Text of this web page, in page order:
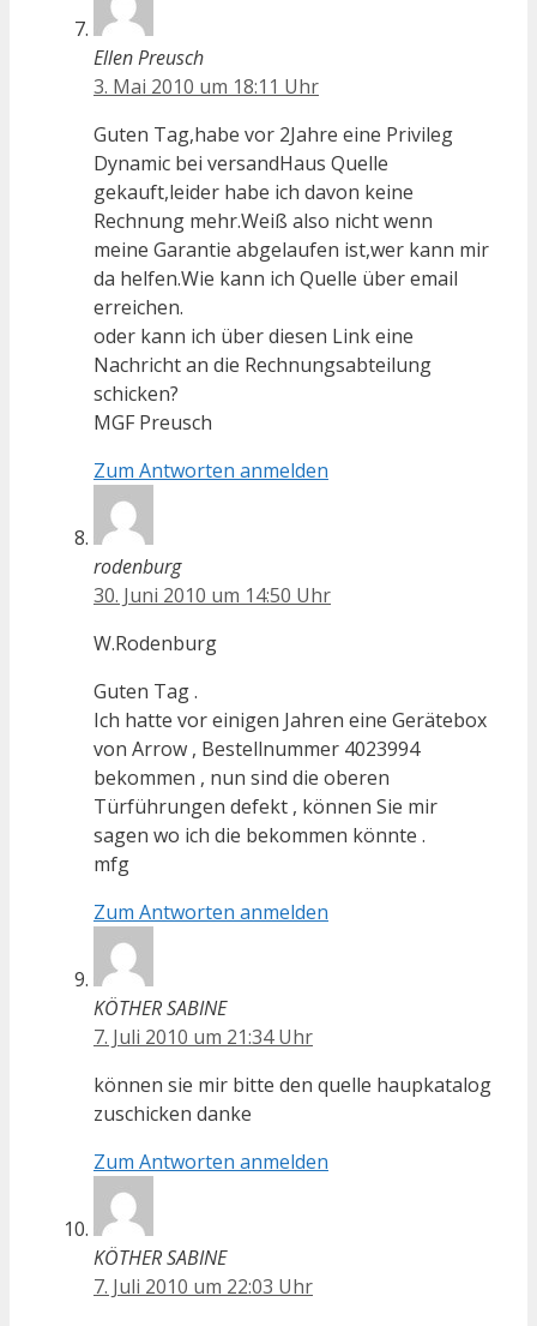
Ellen Preusch
3. Mai 2010 um 18:11 Uhr
Guten Tag,habe vor 2Jahre eine Privileg
Dynamic bei versandHaus Quelle
gekauft,leider habe ich davon keine
Rechnung mehr.Weiß also nicht wenn
meine Garantie abgelaufen ist,wer kann mir
da helfen.Wie kann ich Quelle über email
erreichen.
oder kann ich über diesen Link eine
Nachricht an die Rechnungsabteilung
schicken?
MGF Preusch
Zum Antworten anmelden
rodenburg
30. Juni 2010 um 14:50 Uhr
W.Rodenburg
Guten Tag .
Ich hatte vor einigen Jahren eine Gerätebox
von Arrow , Bestellnummer 4023994
bekommen , nun sind die oberen
Türführungen defekt , können Sie mir
sagen wo ich die bekommen könnte .
mfg
Zum Antworten anmelden
KÖTHER SABINE
7. Juli 2010 um 21:34 Uhr
können sie mir bitte den quelle haupkatalog
zuschicken danke
Zum Antworten anmelden
KÖTHER SABINE
7. Juli 2010 um 22:03 Uhr